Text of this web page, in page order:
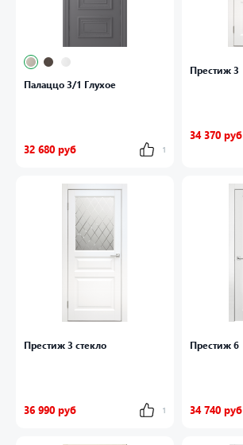
Палаццо 3/1 Глухое
32 680 руб 1
Престиж 3
34 370 руб
Престиж 3 стекло
36 990 руб 1
Престиж 6
34 740 руб